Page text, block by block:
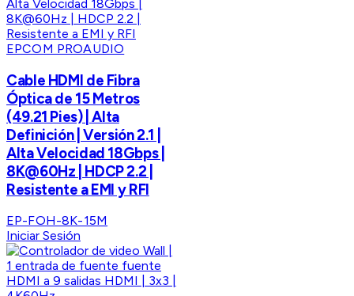
EPCOM PROAUDIO
Cable HDMI de Fibra
Óptica de 15 Metros
(49.21 Pies) | Alta
Definición | Versión 2.1 |
Alta Velocidad 18Gbps |
8K@60Hz | HDCP 2.2 |
Resistente a EMI y RFI
EP-FOH-8K-15M
Iniciar Sesión